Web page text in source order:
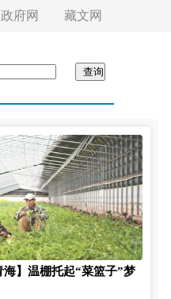
府网 藏文网
公路自行车赛...
篮子”梦想
振兴
最美高原奋斗...
彻习近平总书记考...
海】温棚托起“菜篮子”梦